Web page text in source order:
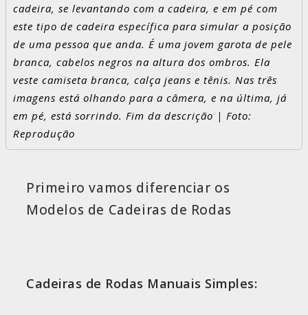
cadeira, se levantando com a cadeira, e em pé com
este tipo de cadeira específica para simular a posição
de uma pessoa que anda. É uma jovem garota de pele
branca, cabelos negros na altura dos ombros. Ela
veste camiseta branca, calça jeans e tênis. Nas três
imagens está olhando para a câmera, e na última, já
em pé, está sorrindo. Fim da descrição | Foto:
Reprodução
Primeiro vamos diferenciar os
Modelos de Cadeiras de Rodas
Cadeiras de Rodas Manuais Simples: